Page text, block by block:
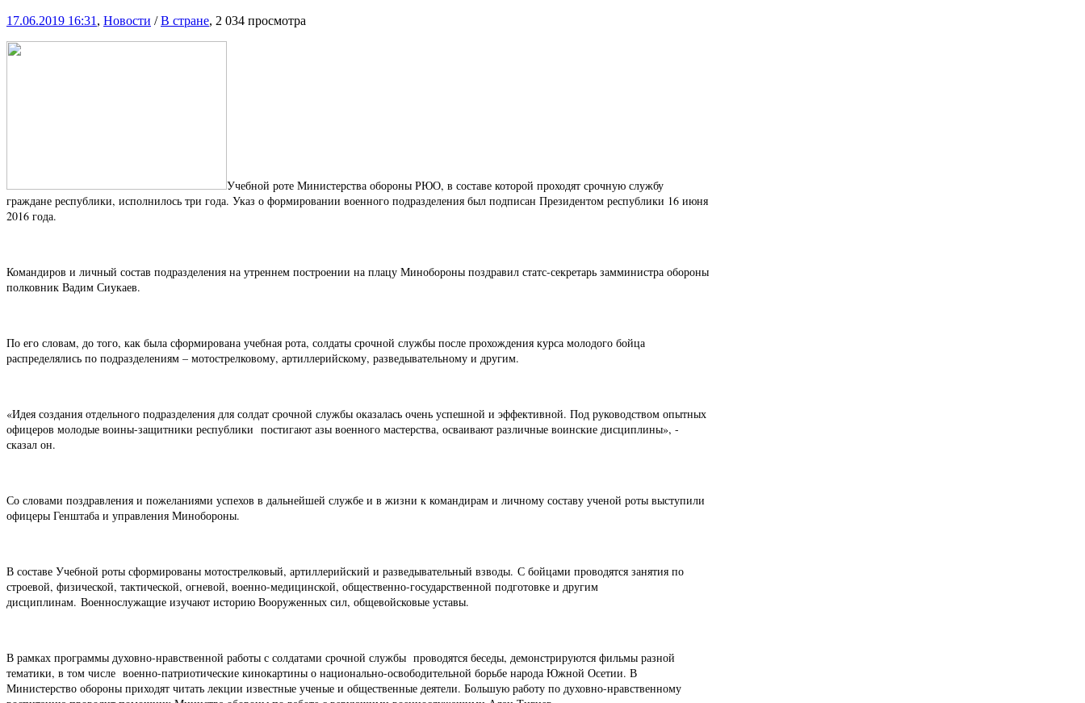
17.06.2019 16:31 , Новости /В стране, 2 034 просмотра
Учебной роте Министерства обороны РЮО, в составе которой проходят срочную службу
граждане республики, исполнилось три года. Указ о формировании военного подразделения был подписан Президентом республики 16 июня
2016 года.
Командиров и личный состав подразделения на утреннем построении на плацу Минобороны поздравил статс-секретарь замминистра обороны
полковник Вадим Сиукаев.
По его словам, до того, как была сформирована учебная рота, солдаты срочной службы после прохождения курса молодого бойца
распределялись по подразделениям – мотострелковому, артиллерийскому, разведывательному и другим.
«Идея создания отдельного подразделения для солдат срочной службы оказалась очень успешной и эффективной. Под руководством опытных
офицеров молодые воины-защитники республики постигают азы военного мастерства, осваивают различные воинские дисциплины», -
сказал он.
Со словами поздравления и пожеланиями успехов в дальнейшей службе и в жизни к командирам и личному составу ученой роты выступили
офицеры Генштаба и управления Минобороны.
В составе Учебной роты сформированы мотострелковый, артиллерийский и разведывательный взводы. С бойцами проводятся занятия по
строевой, физической, тактической, огневой, военно-медицинской, общественно-государственной подготовке и другим
дисциплинам. Военнослужащие изучают историю Вооруженных сил, общевойсковые уставы.
В рамках программы духовно-нравственной работы с солдатами срочной службы проводятся беседы, демонстрируются фильмы разной
тематики, в том числе военно-патриотические кинокартины о национально-освободительной борьбе народа Южной Осетии. В
Министерство обороны приходят читать лекции известные ученые и общественные деятели. Большую работу по духовно-нравственному